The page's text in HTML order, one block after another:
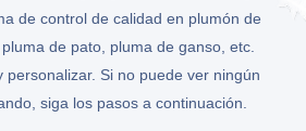
de control de calidad en plumón de
de pato, pluma de ganso, etc.
personalizar. Si no puede ver ningún
siga los pasos a continuación.